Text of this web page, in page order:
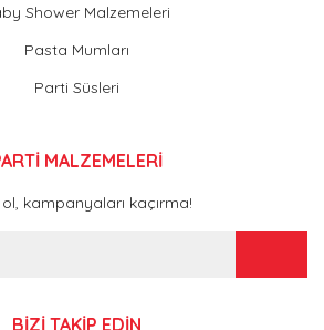
Shower Malzemeleri
Pasta Mumları
Parti Süsleri
MALZEMELERİ
ol, kampanyaları kaçırma!
BİZİ TAKİP EDİN